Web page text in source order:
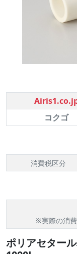
コクゴ
消費税区分
※実際の消
ポリアセター